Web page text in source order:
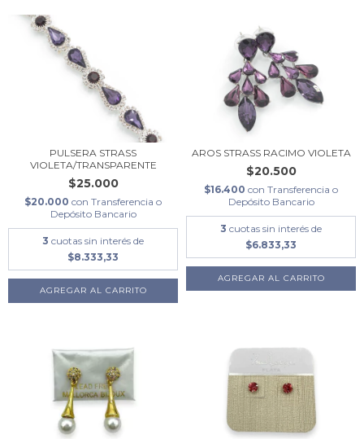
PULSERA STRASS
VIOLETA/TRANSPARENTE
$25.000
$20.000 con Transferencia o
Depósito Bancario
3 cuotas sin interés de
$8.333,33
AROS STRASS RACIMO VIOLETA
$20.500
$16.400 con Transferencia o
Depósito Bancario
3 cuotas sin interés de
$6.833,33